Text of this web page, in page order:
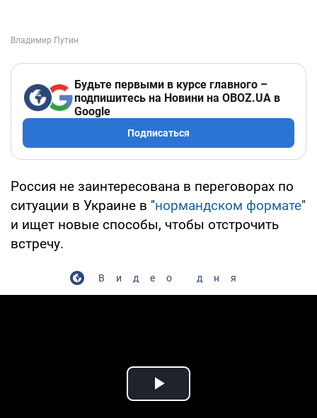
Будьте первыми в курсе главного –
подпишитесь на Новини на OBOZ.UA в
Google
Подписаться
Россия не заинтересована в переговорах по
ситуации в Украине в "нормандском формате"
и ищет новые способы, чтобы отстрочить
встречу.
Видео дня
Play Video